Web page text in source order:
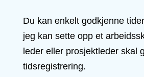
Du kan enkelt godkjenne
jeg kan sette opp et
leder eller prosjektleder skal
tidsregistrering.